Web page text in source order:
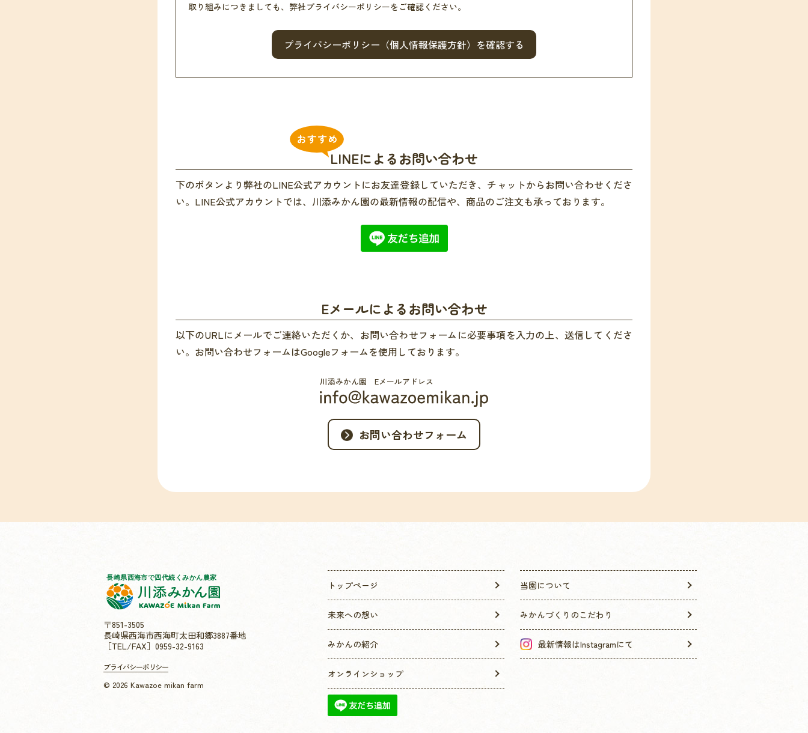
取り組みにつきましても、弊社プライバシーポリシーをご確認ください。
プライバシーポリシー （個人情報保護方針）を確認する
LINEによるお問い合わせ
下のボタンより弊社のLINE公式アカウントにお友達登録していただき、チャットからお問い合わせくださ
い。LINE公式アカウントでは、川添みかん園の最新情報の配信や、商品のご注文も承っております。
Eメールによるお問い合わせ
以下のURLにメールでご連絡いただくか、お問い合わせフォームに必要事項を入力の上、送信してくださ
い。お問い合わせフォームはGoogleフォームを使用しております。
川添みかん園 Eメールアドレス
お問い合わせフォーム
〒851-3505
長崎県西海市西海町太田和郷3887番地
［TEL/FAX］0959-32-9163
プライバシーポリシー
© 2026 Kawazoe mikan farm
トップページ 当園について
未来への想い みかんづくりのこだわり
みかんの紹介 最新情報はInstagramにて
オンラインショップ